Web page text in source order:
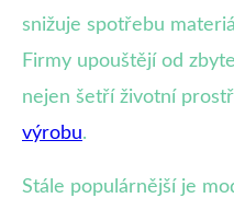
snižuje spotřebu
Firmy upouštějí od
nejen šetří životní
výrobu.
Stále populárnější je